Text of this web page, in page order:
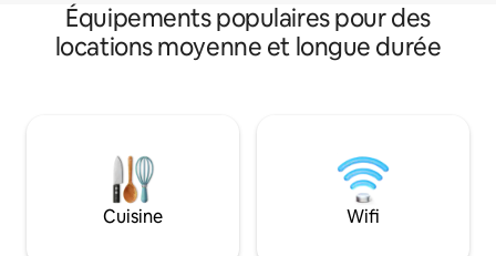
Équipements populaires pour des
locations moyenne et longue durée
Cuisine Wifi